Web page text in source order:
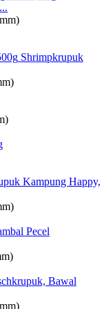
Shrimpkrupuk
Kampung Happy,
Pecel
Bawal